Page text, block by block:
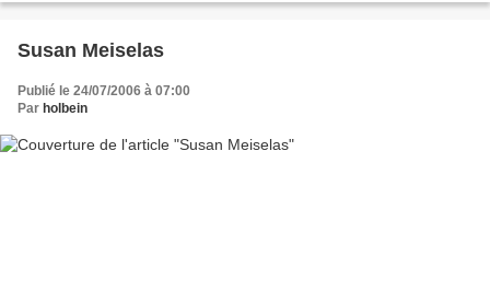
Susan Meiselas
Publié le 24/07/2006 à 07:00
Par holbein